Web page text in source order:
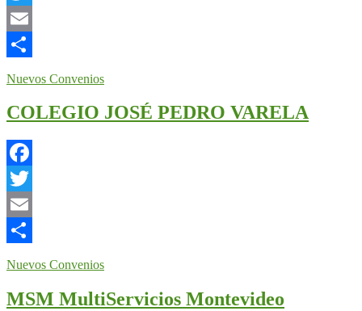
Twitter
Email
Nuevos Convenios
COLEGIO JOSÉ PEDRO VARELA
Facebook
Twitter
Email
Nuevos Convenios
MSM MultiServicios Montevideo